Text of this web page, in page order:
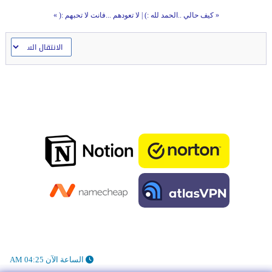
«كيف حالي ..الحمد لله :) لا تعودهم ...فانت لا تحبهم :( »
الساعة الآن 04:25 AM